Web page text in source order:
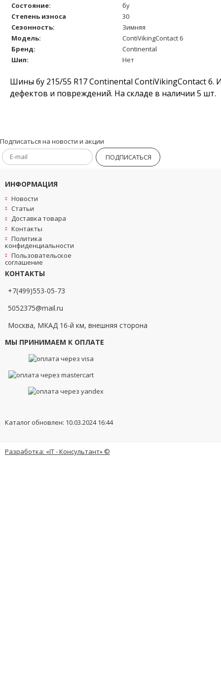
Состояние:
бу
Степень износа
30
Сезонность:
Зимняя
Модель:
ContiVikingContact 6
Бренд:
Continental
Шип:
Нет
Шины бу 215/55 R17 Continental ContiVikingContact 6.
дефектов и повреждений. На складе в наличии 5 шт.
Подписаться на новости и акции
ПОДПИСАТЬСЯ
ИНФОРМАЦИЯ
Новости
Статьи
Доставка товара
Контакты
Политика
конфиденциальности
Пользовательское
соглашение
КОНТАКТЫ
+7(499)553-05-73
5052375@mail.ru
Москва, МКАД 16-й км, внешняя сторона
МЫ ПРИНИМАЕМ К ОПЛАТЕ
Каталог обновлен: 10.03.2024 16:44
Разработка: «IT - Консультант» ©